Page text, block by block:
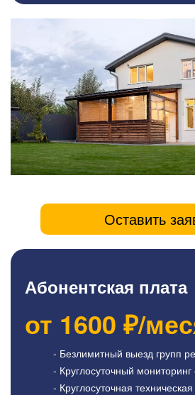
Оставить
Абонентская плата
от 1600 ₽/
- Безлимитный выезд групп
- Круглосуточный мониторинг
- Круглосуточная